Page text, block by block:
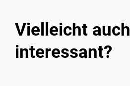
Vielleicht auch
interessant?